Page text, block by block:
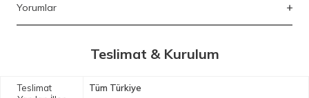
Yorumlar
Teslimat & Kurulum
Teslimat
Tüm Türkiye